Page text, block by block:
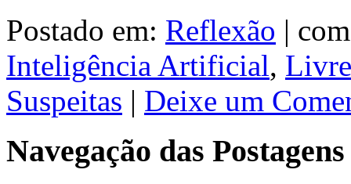
Postado em: Reflexão |
Inteligência Artificial,
Suspeitas | Deixe um
Navegação das Postagens